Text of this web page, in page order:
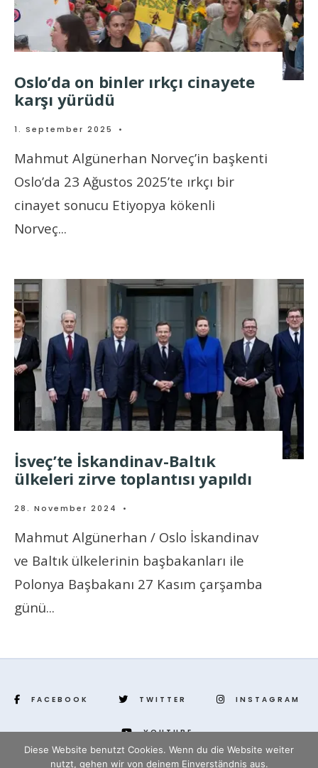
Oslo’da on binler ırkçı cinayete
karşı yürüdü
1. September 2025 •
Mahmut Algünerhan Norveç’in başkenti
Oslo’da 23 Ağustos 2025’te ırkçı bir
cinayet sonucu Etiyopya kökenli
Norveç...
İsveç’te İskandinav-Baltık
ülkeleri zirve toplantısı yapıldı
28. November 2024 •
Mahmut Algünerhan / Oslo İskandinav
ve Baltık ülkelerinin başbakanları ile
Polonya Başbakanı 27 Kasım çarşamba
günü...
FACEBOOK TWITTER INSTAGRAM
YOUTUBE
Diese Website benutzt Cookies. Wenn du die Website weiter
nutzt, gehen wir von deinem Einverständnis aus.